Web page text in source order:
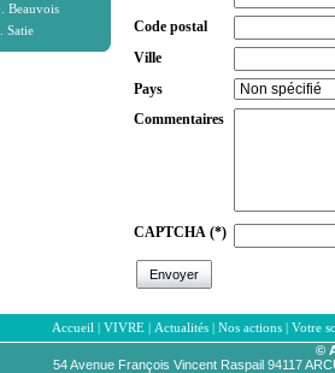
Beauvois
Satie
Code postal
Ville
Pays
Commentaires
CAPTCHA (*)
Accueil |VIVRE | Actualités |Nos actions |Votre
©
54 Avenue François Vincent Raspail 94117